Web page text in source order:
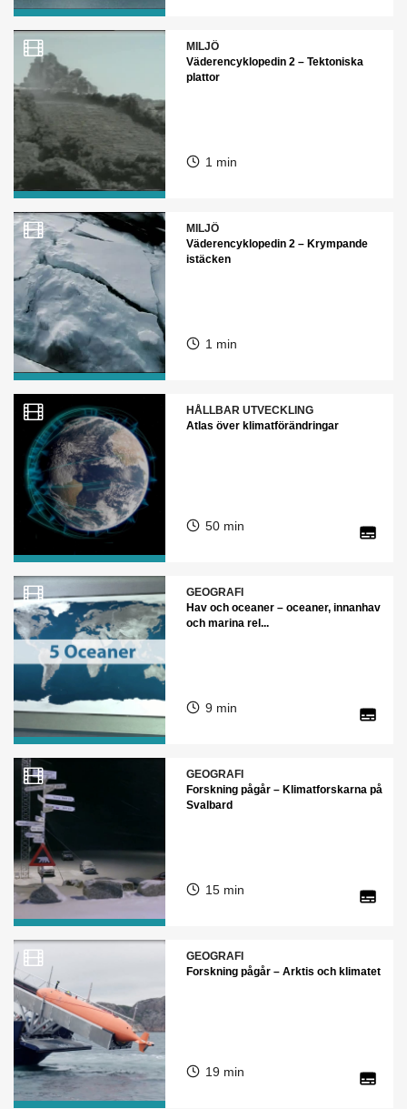
MILJÖ
Väderencyklopedin 2 – Tektoniska
plattor
1 min
MILJÖ
Väderencyklopedin 2 – Krympande
istäcken
1 min
HÅLLBAR UTVECKLING
Atlas över klimatförändringar
50 min
GEOGRAFI
Hav och oceaner – oceaner, innanhav
och marina rel...
9 min
GEOGRAFI
Forskning pågår – Klimatforskarna på
Svalbard
15 min
GEOGRAFI
Forskning pågår – Arktis och klimatet
19 min